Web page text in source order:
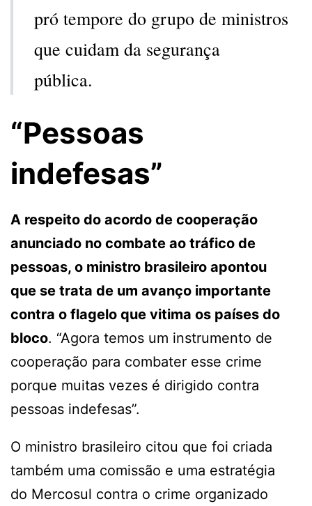
pró tempore do grupo de ministros
que cuidam da segurança
pública.
“Pessoas
indefesas”
A respeito do acordo de cooperação
anunciado no combate ao tráfico de
pessoas, o ministro brasileiro apontou
que se trata de um avanço importante
contra o flagelo que vitima os países do
bloco. “Agora temos um instrumento de
cooperação para combater esse crime
porque muitas vezes é dirigido contra
pessoas indefesas”.
O ministro brasileiro citou que foi criada
também uma comissão e uma estratégia
do Mercosul contra o crime organizado